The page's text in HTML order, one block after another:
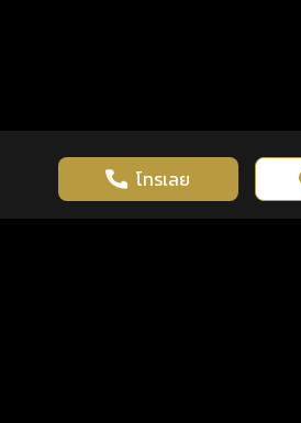
โทรเลย
เว็บไซต์นี้มีการใช้งานคุกกี้ เพื่อเพิ่มประสิทธิภาพแ
ในการใช้งานเว็บไซต์ นโยบายความเป็น
รู้ก่อน พร้อมกว่า ทุกจังหวะชีวิต